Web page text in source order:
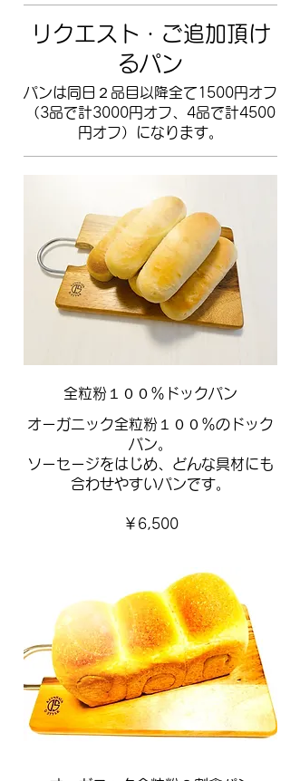
リクエスト・ご追加頂け
るパン
パンは同日２品目以降全て1500円オフ
（3品で計3000円オフ、4品で計4500
円オフ）になります。
全粒粉１００％ドックパン
オーガニック全粒粉１００％のドック
パン。
ソーセージをはじめ、どんな具材にも
合わせやすいパンです。
￥6,500